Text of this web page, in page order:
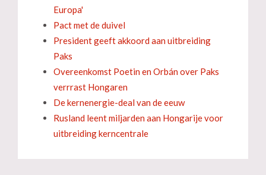
Europa'
Pact met de duivel
President geeft akkoord aan uitbreiding
Paks
Overeenkomst Poetin en Orbán over Paks
verrrast Hongaren
De kernenergie-deal van de eeuw
Rusland leent miljarden aan Hongarije voor
uitbreiding kerncentrale